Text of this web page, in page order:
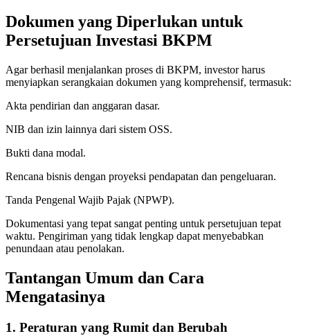
Dokumen yang Diperlukan untuk
Persetujuan Investasi BKPM
Agar berhasil menjalankan proses di BKPM, investor harus
menyiapkan serangkaian dokumen yang komprehensif, termasuk:
Akta pendirian dan anggaran dasar.
NIB dan izin lainnya dari sistem OSS.
Bukti dana modal.
Rencana bisnis dengan proyeksi pendapatan dan pengeluaran.
Tanda Pengenal Wajib Pajak (NPWP).
Dokumentasi yang tepat sangat penting untuk persetujuan tepat
waktu. Pengiriman yang tidak lengkap dapat menyebabkan
penundaan atau penolakan.
Tantangan Umum dan Cara
Mengatasinya
1. Peraturan yang Rumit dan Berubah